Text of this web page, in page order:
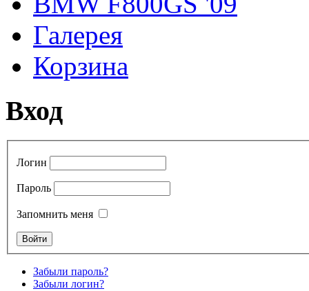
Галерея
Корзина
Вход
Логин
Пароль
Запомнить меня
Забыли пароль?
Забыли логин?